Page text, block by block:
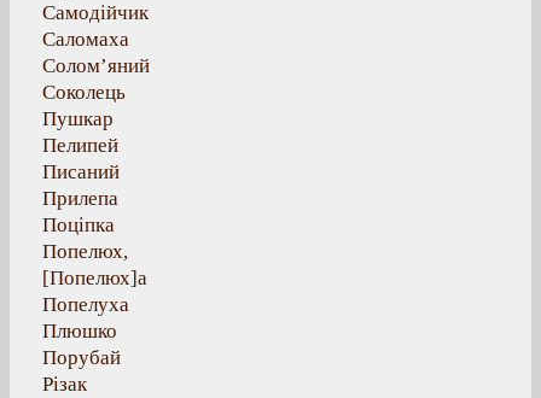
Самодійчик
Саломаха
Солом’яний
Соколець
Пушкар
Пелипей
Писаний
Прилепа
Поціпка
Попелюх,
[Попелюх]а
Попелуха
Плюшко
Порубай
Різак